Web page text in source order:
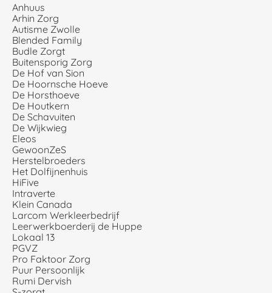
Anhuus
Arhin Zorg
Autisme Zwolle
Blended Family
Budle Zorgt
Buitensporig Zorg
De Hof van Sion
De Hoornsche Hoeve
De Horsthoeve
De Houtkern
De Schavuiten
De Wijkwieg
Eleos
GewoonZeS
Herstelbroeders
Het Dolfijnenhuis
HiFive
Intraverte
Klein Canada
Larcom Werkleerbedrijf
Leerwerkboerderij de Huppe
Lokaal 13
PGVZ
Pro Faktoor Zorg
Puur Persoonlijk
Rumi Dervish